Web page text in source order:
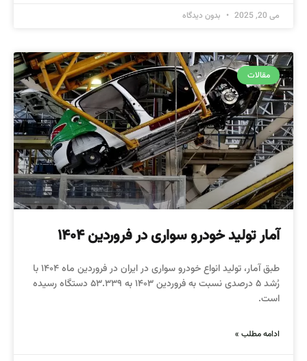
می 20, 2025 بدون دیدگاه
مقالات
آمار تولید خودرو سواری در فروردین ۱۴۰۴
طبق آمار، تولید انواع خودرو سواری در ایران در فروردین ماه ۱۴۰۴ با
رُشد ۵ درصدی نسبت به فروردین ۱۴۰۳ به ۵۳.۳۳۹ دستگاه رسیده
است.
ادامه مطلب »